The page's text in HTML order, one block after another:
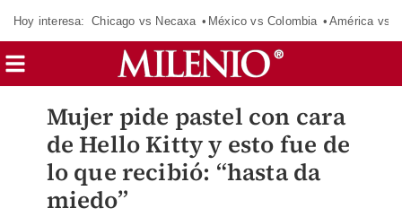
Hoy interesa: Chicago vs Necaxa México vs Colombia América vs
Mujer pide pastel con cara
de Hello Kitty y esto fue de
lo que recibió: “hasta da
miedo”